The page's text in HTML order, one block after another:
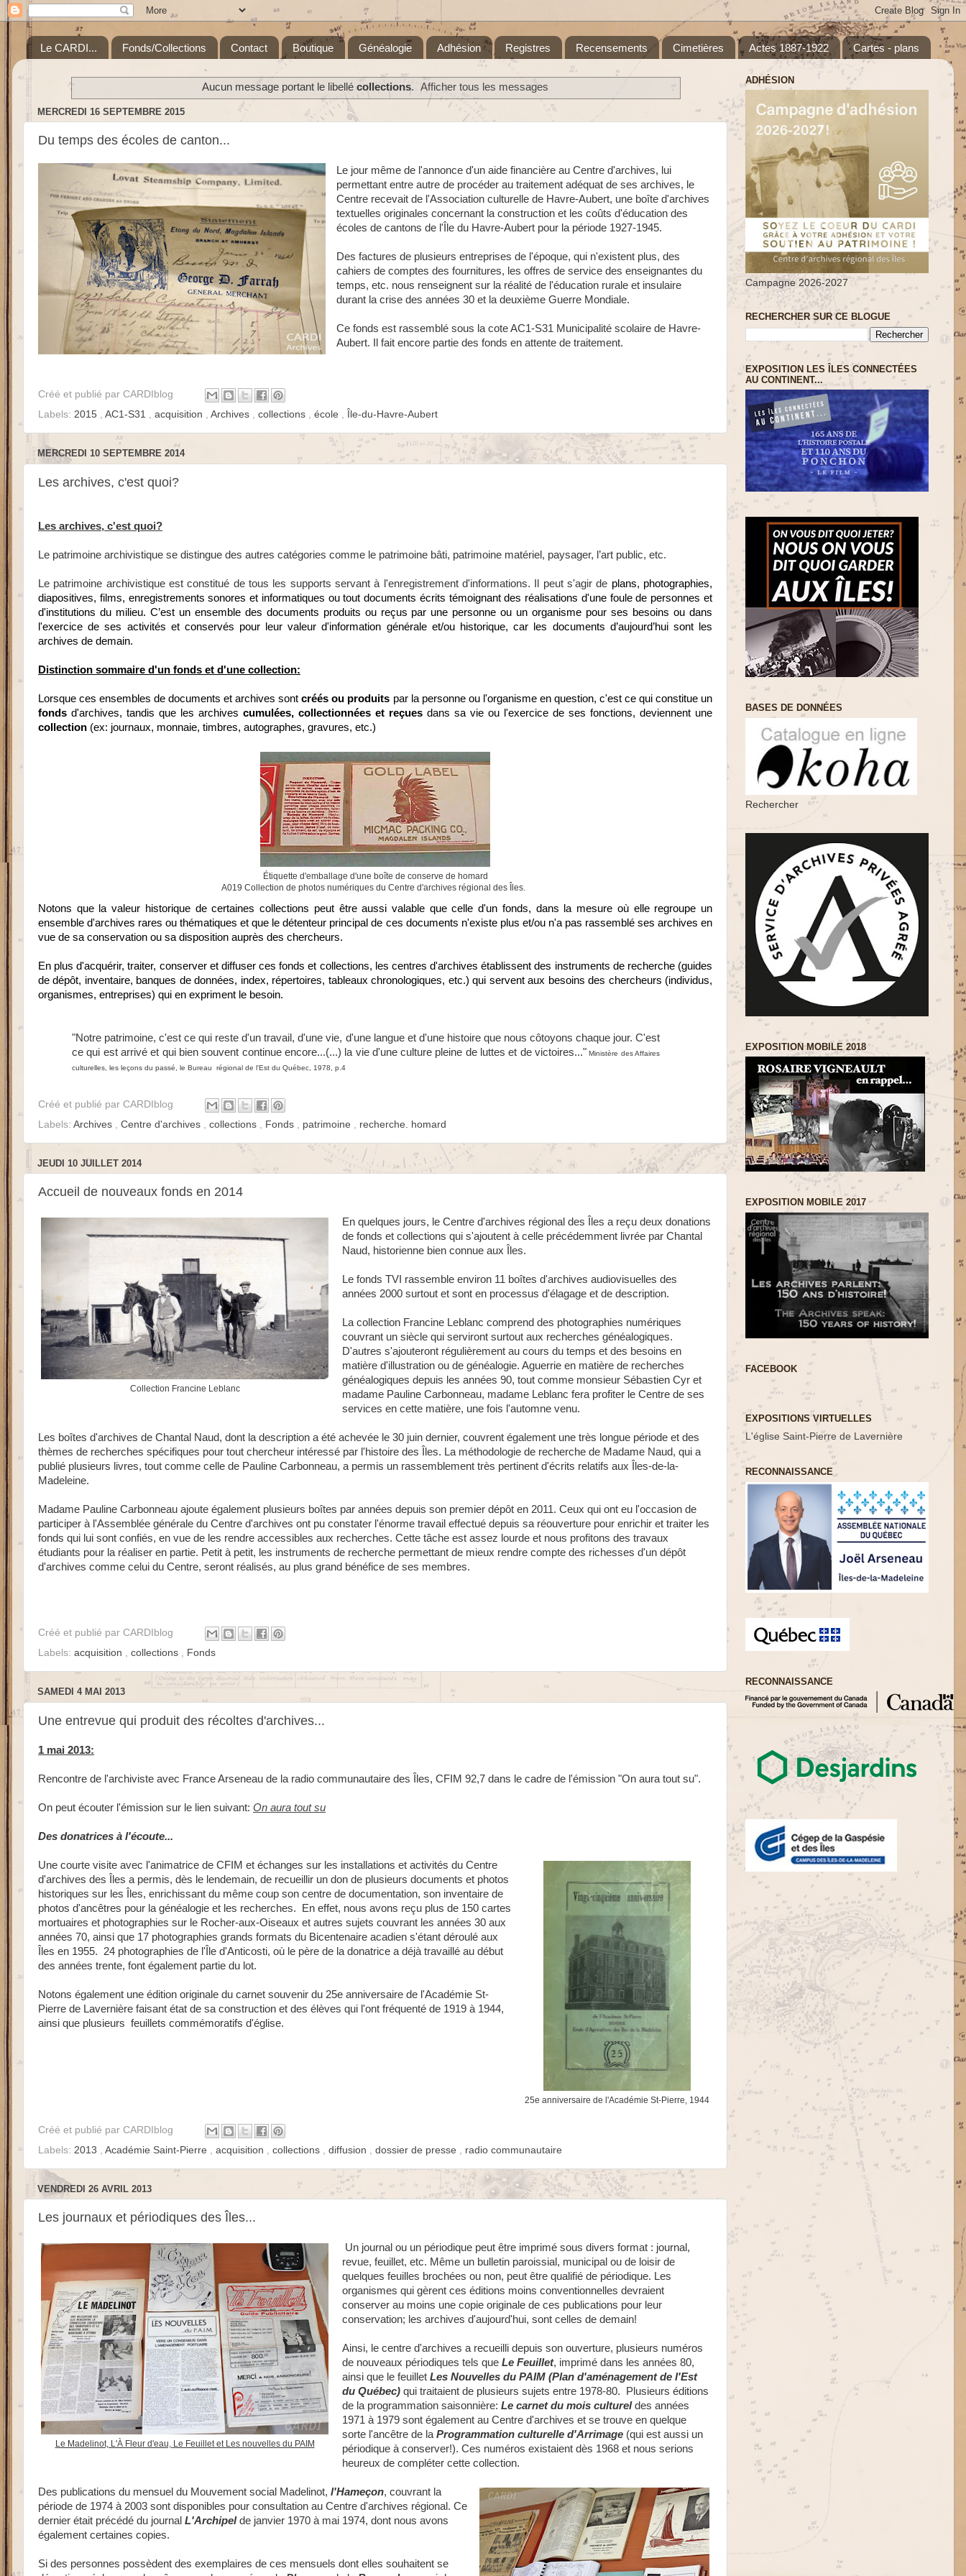
Le CARDI... Fonds/Collections Contact Boutique Généalogie Adhésion Registres Recensements Cimetières Actes 1887-1922 Cartes - plans
Aucun message portant le libellé collections. Afficher tous les messages
MERCREDI 16 SEPTEMBRE 2015
Du temps des écoles de canton...
Le jour même de l'annonce d'un aide financière au Centre d'archives, lui
permettant entre autre de procéder au traitement adéquat de ses archives, le
Centre recevait de l'Association culturelle de Havre-Aubert, une boîte d'archives
textuelles originales concernant la construction et les coûts d'éducation des
écoles de cantons de l'Île du Havre-Aubert pour la période 1927-1945.
Des factures de plusieurs entreprises de l'époque, qui n'existent plus, des
cahiers de comptes des fournitures, les offres de service des enseignantes du
temps, etc. nous renseignent sur la réalité de l'éducation rurale et insulaire
durant la crise des années 30 et la deuxième Guerre Mondiale.
Ce fonds est rassemblé sous la cote AC1-S31 Municipalité scolaire de Havre-
Aubert. Il fait encore partie des fonds en attente de traitement.
Créé et publié par CARDIblog
Labels: 2015 , AC1-S31 , acquisition , Archives , collections , école , Île-du-Havre-Aubert
MERCREDI 10 SEPTEMBRE 2014
Les archives, c'est quoi?
Les archives, c'est quoi?
Le patrimoine archivistique se distingue des autres catégories comme le patrimoine bâti, patrimoine matériel, paysager, l’art public, etc.
Le patrimoine archivistique est constitué de tous les supports servant à l'enregistrement d'informations. Il peut s'agir de plans, photographies,
diapositives, films, enregistrements sonores et informatiques ou tout documents écrits témoignant des réalisations d'une foule de personnes et
d'institutions du milieu. C’est un ensemble des documents produits ou reçus par une personne ou un organisme pour ses besoins ou dans
l'exercice de ses activités et conservés pour leur valeur d'information générale et/ou historique, car les documents d’aujourd’hui sont les
archives de demain.
Distinction sommaire d'un fonds et d'une collection:
Lorsque ces ensembles de documents et archives sontcréés ou produits par la personne ou l'organisme en question, c'est ce qui constitue un
fonds d'archives, tandis que les archives cumulées, collectionnées et reçues dans sa vie ou l'exercice de ses fonctions, deviennent une
collection (ex: journaux, monnaie, timbres, autographes, gravures, etc.)
Étiquette d'emballage d'une boîte de conserve de homard
A019 Collection de photos numériques du Centre d'archives régional des Îles.
Notons que la valeur historique de certaines collections peut être aussi valable que celle d'un fonds, dans la mesure où elle regroupe un
ensemble d'archives rares ou thématiques et que le détenteur principal de ces documents n'existe plus et/ou n'a pas rassemblé ses archives en
vue de sa conservation ou sa disposition auprès des chercheurs.
En plus d'acquérir, traiter, conserver et diffuser ces fonds et collections, les centres d'archives établissent des instruments de recherche (guides
de dépôt, inventaire, banques de données, index, répertoires, tableaux chronologiques, etc.) qui servent aux besoins des chercheurs (individus,
organismes, entreprises) qui en expriment le besoin.
"Notre patrimoine, c'est ce qui reste d'un travail, d'une vie, d'une langue et d'une histoire que nous côtoyons chaque jour. C'est
ce qui est arrivé et qui bien souvent continue encore...(...) la vie d'une culture pleine de luttes et de victoires..." Ministère des Affaires
culturelles, les leçons du passé, le Bureau régional de l'Est du Québec, 1978, p.4
Créé et publié par CARDIblog
Labels: Archives Centre d'archives collections Fonds patrimoine recherche. homard
JEUDI 10 JUILLET 2014
Accueil de nouveaux fonds en 2014
Collection Francine Leblanc
En quelques jours, le Centre d'archives régional des Îles a reçu deux donations
de fonds et collections qui s'ajoutent à celle précédemment livrée par Chantal
Naud, historienne bien connue aux Îles.
Le fonds TVI rassemble environ 11 boîtes d'archives audiovisuelles des
années 2000 surtout et sont en processus d'élagage et de description.
La collection Francine Leblanc comprend des photographies numériques
couvrant un siècle qui serviront surtout aux recherches généalogiques.
D'autres s'ajouteront régulièrement au cours du temps et des besoins en
matière d'illustration ou de généalogie. Aguerrie en matière de recherches
généalogiques depuis les années 90, tout comme monsieur Sébastien Cyr et
madame Pauline Carbonneau, madame Leblanc fera profiter le Centre de ses
services en cette matière, une fois l'automne venu.
Les boîtes d'archives de Chantal Naud, dont la description a été achevée le 30 juin dernier, couvrent également une très longue période et des
thèmes de recherches spécifiques pour tout chercheur intéressé par l'histoire des Îles. La méthodologie de recherche de Madame Naud, qui a
publié plusieurs livres, tout comme celle de Pauline Carbonneau, a permis un rassemblement très pertinent d'écrits relatifs aux Îles-de-la-
Madeleine.
Madame Pauline Carbonneau ajoute également plusieurs boîtes par années depuis son premier dépôt en 2011. Ceux qui ont eu l'occasion de
participer à l'Assemblée générale du Centre d'archives ont pu constater l'énorme travail effectué depuis sa réouverture pour enrichir et traiter les
fonds qui lui sont confiés, en vue de les rendre accessibles aux recherches. Cette tâche est assez lourde et nous profitons des travaux
étudiants pour la réaliser en partie. Petit à petit, les instruments de recherche permettant de mieux rendre compte des richesses d'un dépôt
d'archives comme celui du Centre, seront réalisés, au plus grand bénéfice de ses membres.
Créé et publié par CARDIblog
Labels: acquisition , collections , Fonds
SAMEDI 4 MAI 2013
Une entrevue qui produit des récoltes d'archives...
1 mai 2013:
Rencontre de l'archiviste avec France Arseneau de la radio communautaire des Îles, CFIM 92,7 dans le cadre de l'émission "On aura tout su".
On peut écouter l'émission sur le lien suivant: On aura tout su
Des donatrices à l'écoute...
25e anniversaire de l'Académie St-Pierre, 1944
Une courte visite avec l'animatrice de CFIM et échanges sur les installations et activités du Centre
d'archives des Îles a permis, dès le lendemain, de recueillir un don de plusieurs documents et photos
historiques sur les Îles, enrichissant du même coup son centre de documentation, son inventaire de
photos d'ancêtres pour la généalogie et les recherches. En effet, nous avons reçu plus de 150 cartes
mortuaires et photographies sur le Rocher-aux-Oiseaux et autres sujets couvrant les années 30 aux
années 70, ainsi que 17 photographies grands formats du Bicentenaire acadien s'étant déroulé aux
Îles en 1955. 24 photographies de l'Île d'Anticosti, où le père de la donatrice a déjà travaillé au début
des années trente, font également partie du lot.
Notons également une édition originale du carnet souvenir du 25e anniversaire de l'Académie St-
Pierre de Lavernière faisant état de sa construction et des élèves qui l'ont fréquenté de 1919 à 1944,
ainsi que plusieurs feuillets commémoratifs d'église.
Créé et publié par CARDIblog
Labels: 2013 Académie Saint-Pierre acquisition collections diffusion dossier de presse radio communautaire
VENDREDI 26 AVRIL 2013
Les journaux et périodiques des Îles...
Le Madelinot, L'À Fleur d'eau, Le Feuillet et Les nouvelles du PAIM
Un journal ou un périodique peut être imprimé sous divers format : journal,
revue, feuillet, etc. Même un bulletin paroissial, municipal ou de loisir de
quelques feuilles brochées ou non, peut être qualifié de périodique. Les
organismes qui gèrent ces éditions moins conventionnelles devraient
conserver au moins une copie originale de ces publications pour leur
conservation; les archives d'aujourd'hui, sont celles de demain!
Ainsi, le centre d'archives a recueilli depuis son ouverture, plusieurs numéros
de nouveaux périodiques tels que Le Feuillet, imprimé dans les années 80,
ainsi que le feuillet Les Nouvelles du PAIM (Plan d'aménagement de l'Est
du Québec)qui traitaient de plusieurs sujets entre 1978-80. Plusieurs éditions
de la programmation saisonnière: Le carnet du mois cultureldes années
1971 à 1979 sont également au Centre d'archives et se trouve en quelque
sorte l'ancêtre de la Programmation culturelle d'Arrimage(qui est aussi un
périodique à conserver!). Ces numéros existaient dès 1968 et nous serions
heureux de compléter cette collection.
Des publications du mensuel du Mouvement social Madelinot, l'Hameçon, couvrant la
période de 1974 à 2003 sont disponibles pour consultation au Centre d'archives régional. Ce
dernier était précédé du journal L'Archipelde janvier 1970 à mai 1974, dont nous avons
également certaines copies.
Si des personnes possèdent des exemplaires de ces mensuels dont elles souhaitent se
ADHÉSION
Campagne 2026-2027
RECHERCHER SUR CE BLOGUE
EXPOSITION LES ÎLES CONNECTÉES
AU CONTINENT...
BASES DE DONNÉES
Rechercher
EXPOSITION MOBILE 2018
EXPOSITION MOBILE 2017
FACEBOOK
EXPOSITIONS VIRTUELLES
L'église Saint-Pierre de Lavernière
RECONNAISSANCE
RECONNAISSANCE